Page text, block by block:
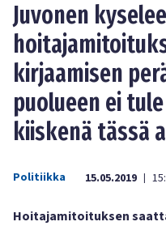
Juvonen kyselee
kirjaamisen
puolueen ei
kiiskenä tässä
Politiikka 15.05.2019 |
Hoitajamitoituksen